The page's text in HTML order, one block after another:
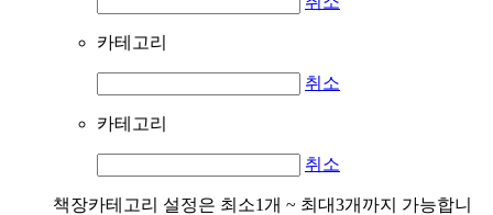
카테고리
취소
카테고리
취소
책장카테고리 설정은 최소1개 ~ 최대3개까지 가능합니